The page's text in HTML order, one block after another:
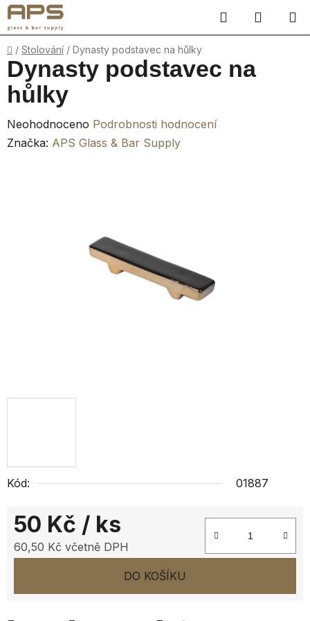
Přejít
na
obsah
Hledat
KOŠÍK
Domů
/ Stolování / Dynasty podstavec na hůlky
Kód: 01887
50 Kč / ks
60,50 Kč včetně DPH
DO KOŠÍKU
Dynasty podstavec na
hůlky
Průměrné
hodnocení
Neohodnoceno Podrobnosti hodnocení
Značka: APS Glass & Bar Supply